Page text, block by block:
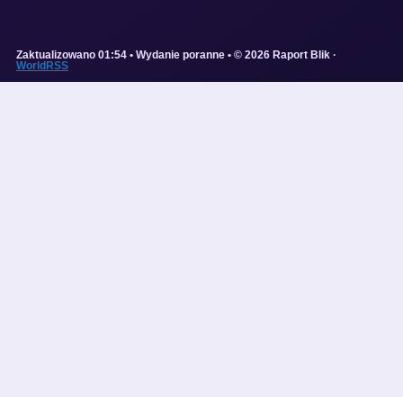
Zaktualizowano 01:54 • Wydanie poranne • © 2026 Raport Blik ·
WorldRSS